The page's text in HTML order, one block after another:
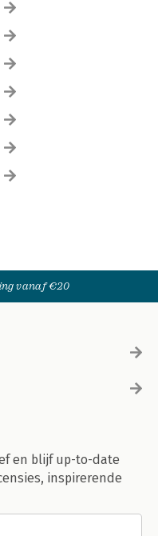
vanaf €20
en blijf up-to-date
inspirerende